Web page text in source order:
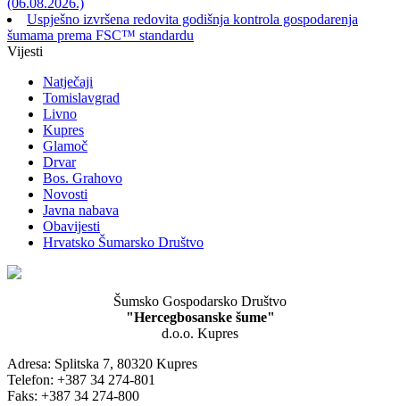
Uspješno izvršena redovita godišnja kontrola gospodarenja
šumama prema FSC™ standardu
Vijesti
Natječaji
Tomislavgrad
Livno
Kupres
Glamoč
Drvar
Bos. Grahovo
Novosti
Javna nabava
Obavijesti
Hrvatsko Šumarsko Društvo
Šumsko Gospodarsko Društvo
"Hercegbosanske šume"
d.o.o. Kupres
Adresa: Splitska 7, 80320 Kupres
Telefon: +387 34 274-801
Faks: +387 34 274-800